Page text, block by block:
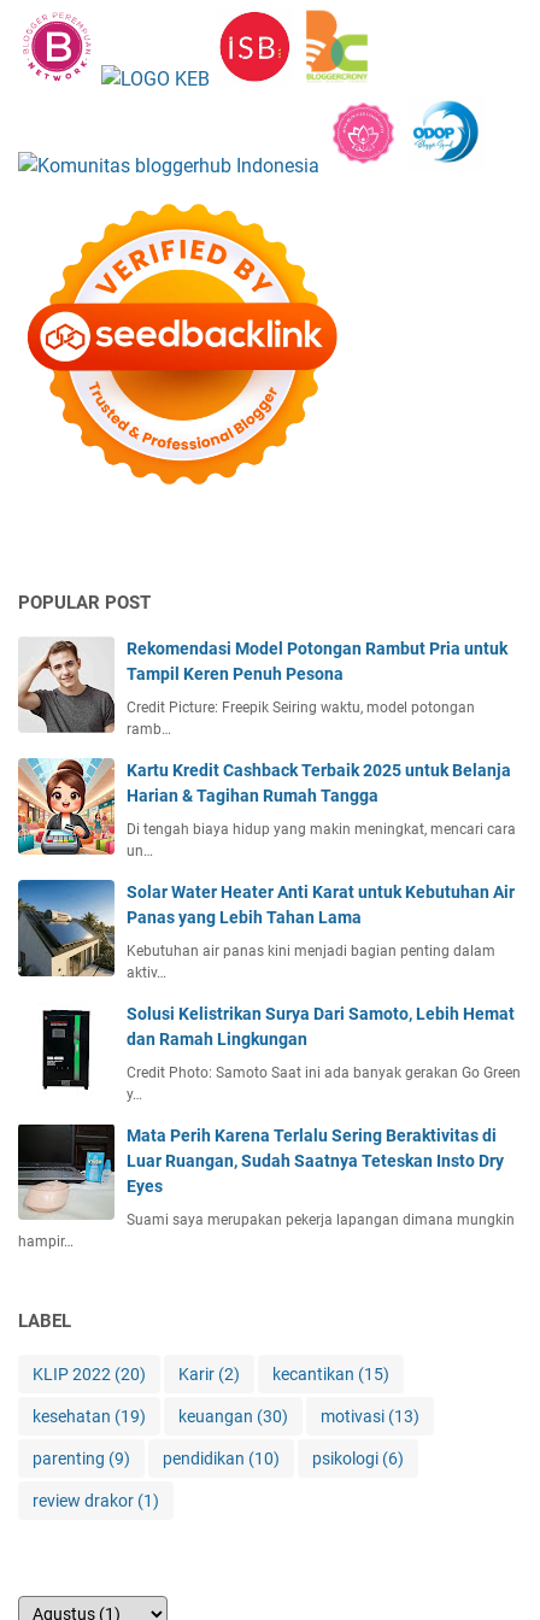
POPULAR POST
Rekomendasi Model Potongan Rambut Pria untuk
Tampil Keren Penuh Pesona
Credit Picture: Freepik Seiring waktu, model potongan
ramb…
Kartu Kredit Cashback Terbaik 2025 untuk Belanja
Harian & Tagihan Rumah Tangga
Di tengah biaya hidup yang makin meningkat, mencari cara
un…
Solar Water Heater Anti Karat untuk Kebutuhan Air
Panas yang Lebih Tahan Lama
Kebutuhan air panas kini menjadi bagian penting dalam
aktiv…
Solusi Kelistrikan Surya Dari Samoto, Lebih Hemat
dan Ramah Lingkungan
Credit Photo: Samoto Saat ini ada banyak gerakan Go Green
y…
Mata Perih Karena Terlalu Sering Beraktivitas di
Luar Ruangan, Sudah Saatnya Teteskan Insto Dry
Eyes
Suami saya merupakan pekerja lapangan dimana mungkin
hampir…
LABEL
KLIP 2022 (20) Karir (2) kecantikan (15)
kesehatan (19) keuangan (30) motivasi (13)
parenting (9) pendidikan (10) psikologi (6)
review drakor (1)